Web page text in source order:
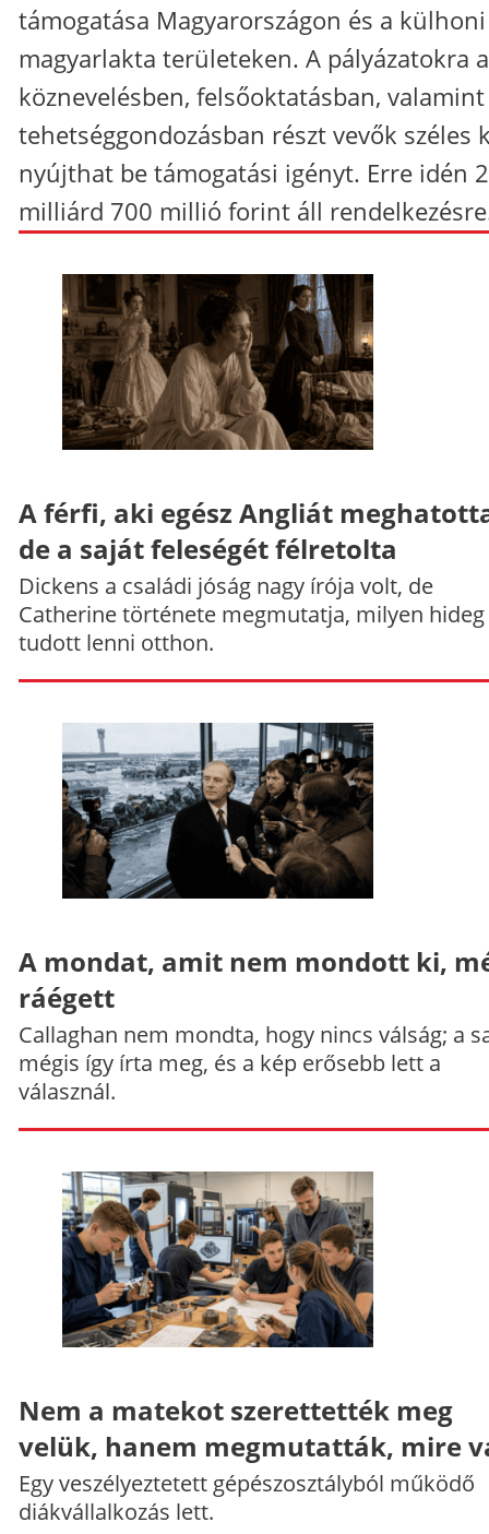
támogatása Magyarországon és a külhoni
magyarlakta területeken. A pályázatokra a
köznevelésben, felsőoktatásban,
tehetséggondozásban részt vevők széles
nyújthat be támogatási igényt. Erre idén 2
milliárd 700 millió forint áll
A férfi, aki egész Angliát
de a saját feleségét félretolta
Dickens a családi jóság nagy írója volt, de
Catherine története megmutatja, milyen hideg
tudott lenni otthon.
A mondat, amit nem mondott ki,
ráégett
Callaghan nem mondta, hogy nincs válság; a
mégis így írta meg, és a kép erősebb lett a
válasznál.
Nem a matekot szerettették meg
velük, hanem megmutatták, mire
Egy veszélyeztetett gépészosztályból működő
diákvállalkozás lett.